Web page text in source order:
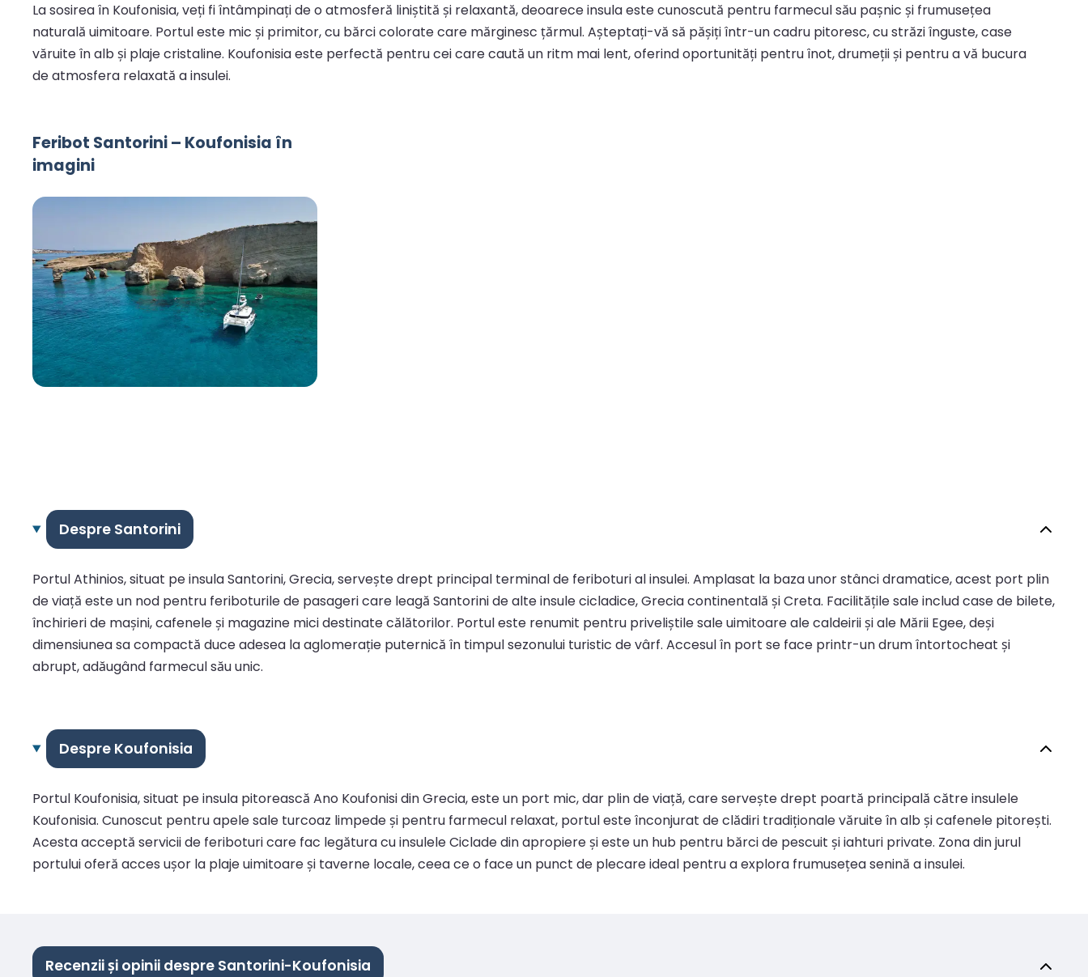
La sosirea în Koufonisia, veți fi întâmpinați de o atmosferă liniștită și relaxantă, deoarece insula este cunoscută pentru farmecul său pașnic și frumusețea
naturală uimitoare. Portul este mic și primitor, cu bărci colorate care mărginesc țărmul. Așteptați-vă să pășiți într-un cadru pitoresc, cu străzi înguste, case
văruite în alb și plaje cristaline. Koufonisia este perfectă pentru cei care caută un ritm mai lent, oferind oportunități pentru înot, drumeții și pentru a vă bucura
de atmosfera relaxată a insulei.
Feribot Santorini – Koufonisia în
imagini
Despre Santorini
Portul Athinios, situat pe insula Santorini, Grecia, servește drept principal terminal de feriboturi al insulei. Amplasat la baza unor stânci dramatice, acest port plin
de viață este un nod pentru feriboturile de pasageri care leagă Santorini de alte insule cicladice, Grecia continentală și Creta. Facilitățile sale includ case de bilete,
închirieri de mașini, cafenele și magazine mici destinate călătorilor. Portul este renumit pentru priveliștile sale uimitoare ale caldeirii și ale Mării Egee, deși
dimensiunea sa compactă duce adesea la aglomerație puternică în timpul sezonului turistic de vârf. Accesul în port se face printr-un drum întortocheat și
abrupt, adăugând farmecul său unic.
Despre Koufonisia
Portul Koufonisia, situat pe insula pitorească Ano Koufonisi din Grecia, este un port mic, dar plin de viață, care servește drept poartă principală către insulele
Koufonisia. Cunoscut pentru apele sale turcoaz limpede și pentru farmecul relaxat, portul este înconjurat de clădiri tradiționale văruite în alb și cafenele pitorești.
Acesta acceptă servicii de feriboturi care fac legătura cu insulele Ciclade din apropiere și este un hub pentru bărci de pescuit și iahturi private. Zona din jurul
portului oferă acces ușor la plaje uimitoare și taverne locale, ceea ce o face un punct de plecare ideal pentru a explora frumusețea senină a insulei.
Recenzii și opinii despre Santorini-Koufonisia